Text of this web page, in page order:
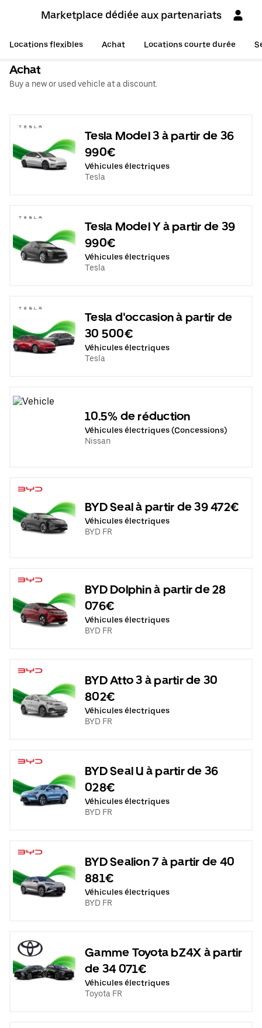
Marketplace dédiée aux partenariats
Locations flexibles Achat Locations courte durée
Achat
Buy a new or used vehicle at a discount.
Tesla Model 3 à partir de 36
990€
Véhicules électriques
Tesla
Tesla Model Y à partir de 39
990€
Véhicules électriques
Tesla
Tesla d'occasion à partir de
30 500€
Véhicules électriques
Tesla
10.5% de réduction
Véhicules électriques (Concessions)
Nissan
BYD Seal à partir de 39 472€
Véhicules électriques
BYD FR
BYD Dolphin à partir de 28
076€
Véhicules électriques
BYD FR
BYD Atto 3 à partir de 30
802€
Véhicules électriques
BYD FR
BYD Seal U à partir de 36
028€
Véhicules électriques
BYD FR
BYD Sealion 7 à partir de 40
881€
Véhicules électriques
BYD FR
Gamme Toyota bZ4X à partir
de 34 071€
Véhicules électriques
Toyota FR